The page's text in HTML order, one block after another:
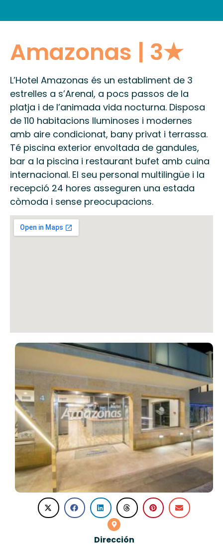
Amazonas | 3★
L’Hotel Amazonas és un establiment de 3
estrelles a s’Arenal, a pocs passos de la
platja i de l’animada vida nocturna. Disposa
de 110 habitacions lluminoses i modernes
amb aire condicionat, bany privat i terrassa.
Té piscina exterior envoltada de gandules,
bar a la piscina i restaurant bufet amb cuina
internacional. El seu personal multilingüe i la
recepció 24 hores asseguren una estada
còmoda i sense preocupacions.
Dirección